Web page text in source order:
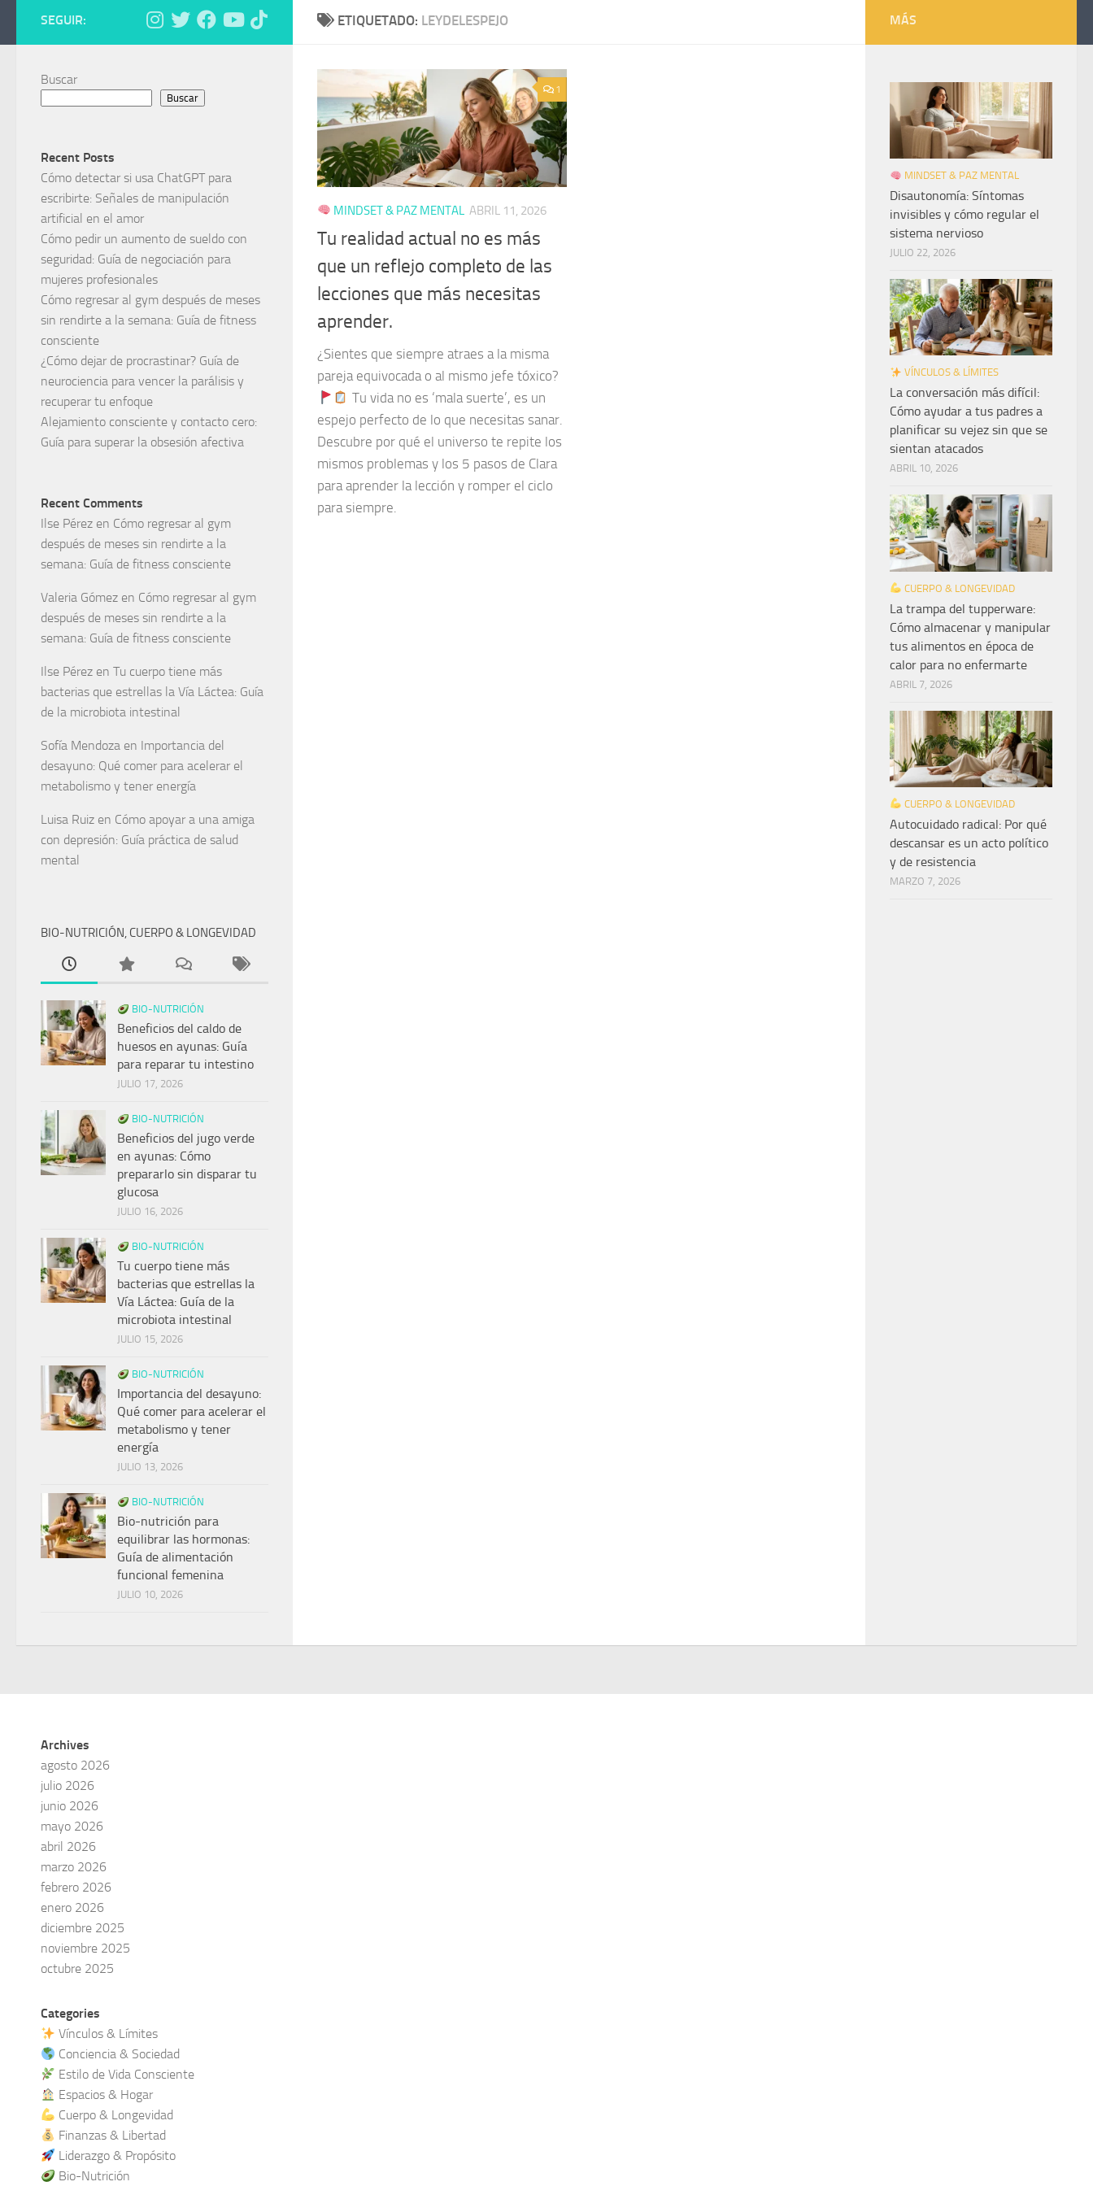
ETIQUETADO: LEYDELESPEJO
1
MINDSET & PAZ MENTAL ABRIL 11, 2026
Tu realidad actual no es más
que un reflejo completo de las
lecciones que más necesitas
aprender.
¿Sientes que siempre atraes a la misma
pareja equivocada o al mismo jefe tóxico?
Tu vida no es ‘mala suerte’, es un
espejo perfecto de lo que necesitas sanar.
Descubre por qué el universo te repite los
mismos problemas y los 5 pasos de Clara
para aprender la lección y romper el ciclo
para siempre.
SEGUIR:
Buscar
Buscar
Recent Posts
Cómo detectar si usa ChatGPT para
escribirte: Señales de manipulación
artificial en el amor
Cómo pedir un aumento de sueldo con
seguridad: Guía de negociación para
mujeres profesionales
Cómo regresar al gym después de meses
sin rendirte a la semana: Guía de fitness
consciente
¿Cómo dejar de procrastinar? Guía de
neurociencia para vencer la parálisis y
recuperar tu enfoque
Alejamiento consciente y contacto cero:
Guía para superar la obsesión afectiva
Recent Comments
Ilse Pérez en Cómo regresar al gym
después de meses sin rendirte a la
semana: Guía de fitness consciente
Valeria Gómez en Cómo regresar al gym
después de meses sin rendirte a la
semana: Guía de fitness consciente
Ilse Pérez en Tu cuerpo tiene más
bacterias que estrellas la Vía Láctea: Guía
de la microbiota intestinal
Sofía Mendoza en Importancia del
desayuno: Qué comer para acelerar el
metabolismo y tener energía
Luisa Ruiz en Cómo apoyar a una amiga
con depresión: Guía práctica de salud
mental
BIO-NUTRICIÓN, CUERPO & LONGEVIDAD
BIO-NUTRICIÓN
Beneficios del caldo de
huesos en ayunas: Guía
para reparar tu intestino
JULIO 17, 2026
BIO-NUTRICIÓN
Beneficios del jugo verde
en ayunas: Cómo
prepararlo sin disparar tu
glucosa
JULIO 16, 2026
BIO-NUTRICIÓN
Tu cuerpo tiene más
bacterias que estrellas la
Vía Láctea: Guía de la
microbiota intestinal
JULIO 15, 2026
BIO-NUTRICIÓN
Importancia del desayuno:
Qué comer para acelerar el
metabolismo y tener
energía
JULIO 13, 2026
BIO-NUTRICIÓN
Bio-nutrición para
equilibrar las hormonas:
Guía de alimentación
funcional femenina
JULIO 10, 2026
MÁS
MINDSET & PAZ MENTAL
Disautonomía: Síntomas
invisibles y cómo regular el
sistema nervioso
JULIO 22, 2026
VÍNCULOS & LÍMITES
La conversación más difícil:
Cómo ayudar a tus padres a
planificar su vejez sin que se
sientan atacados
ABRIL 10, 2026
CUERPO & LONGEVIDAD
La trampa del tupperware:
Cómo almacenar y manipular
tus alimentos en época de
calor para no enfermarte
ABRIL 7, 2026
CUERPO & LONGEVIDAD
Autocuidado radical: Por qué
descansar es un acto político
y de resistencia
MARZO 7, 2026
Archives
agosto 2026
julio 2026
junio 2026
mayo 2026
abril 2026
marzo 2026
febrero 2026
enero 2026
diciembre 2025
noviembre 2025
octubre 2025
Categories
Vínculos & Límites
Conciencia & Sociedad
Estilo de Vida Consciente
Espacios & Hogar
Cuerpo & Longevidad
Finanzas & Libertad
Liderazgo & Propósito
Bio-Nutrición